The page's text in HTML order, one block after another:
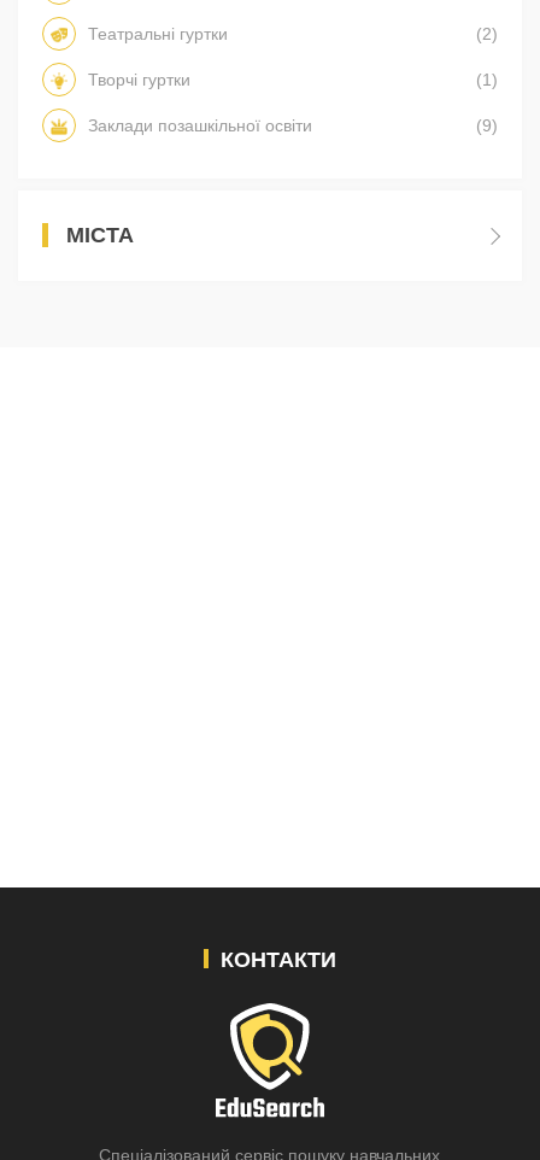
Театральні гуртки (2)
Творчі гуртки (1)
Заклади позашкільної освіти (9)
МІСТА
КОНТАКТИ
Спеціалізований сервіс пошуку навчальних